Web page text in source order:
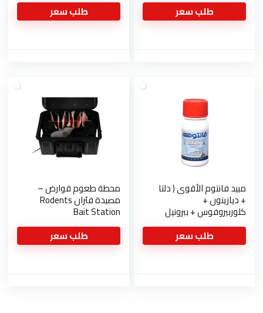
طلب سعر طلب سعر
مبيد فانتوم الأقوى ( دلتا
+ ديازينون +
كلوربيروفوس + ببرونيل
بيوتوكسيد)
طلب سعر
محطة طعوم قوارض –
مصيدة فئران Rodents
Bait Station
طلب سعر